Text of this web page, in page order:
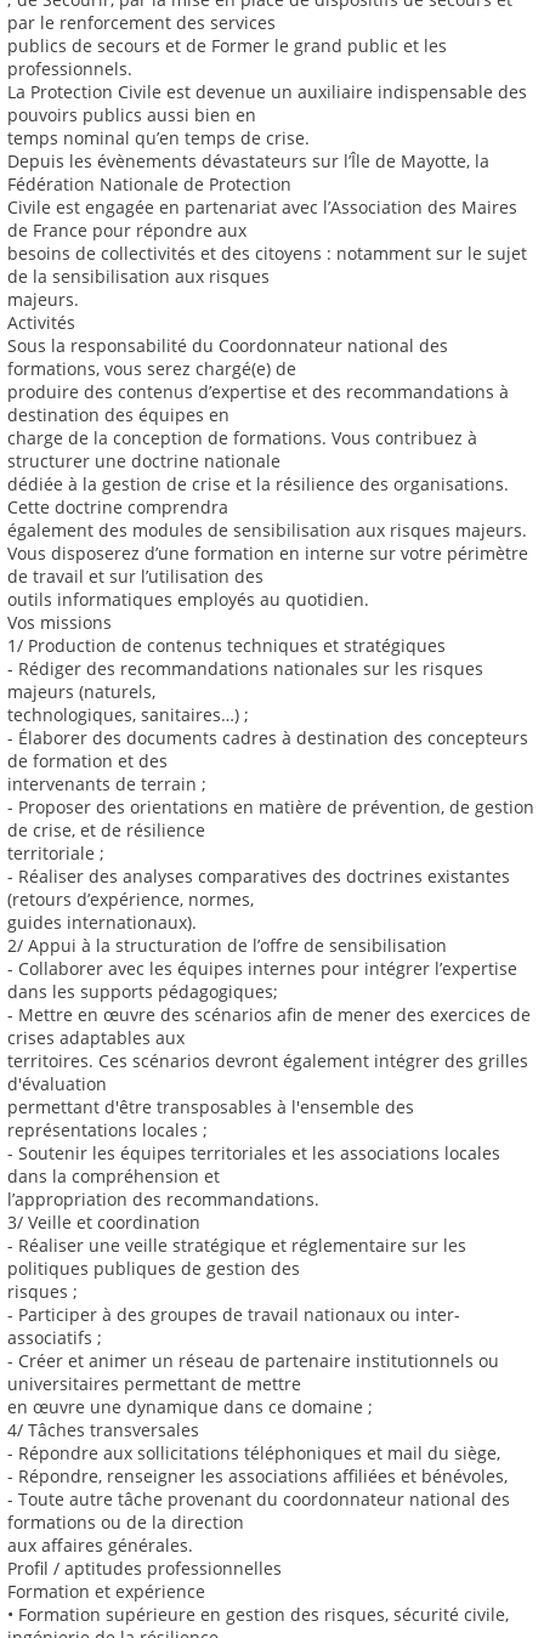
par le renforcement des services
publics de secours et de Former le grand public et les
professionnels.
La Protection Civile est devenue un auxiliaire indispensable des
pouvoirs publics aussi bien en
temps nominal qu’en temps de crise.
Depuis les évènements dévastateurs sur l’Île de Mayotte, la
Fédération Nationale de Protection
Civile est engagée en partenariat avec l’Association des Maires
de France pour répondre aux
besoins de collectivités et des citoyens : notamment sur le sujet
de la sensibilisation aux risques
majeurs.
Activités
Sous la responsabilité du Coordonnateur national des
formations, vous serez chargé(e) de
produire des contenus d’expertise et des recommandations à
destination des équipes en
charge de la conception de formations. Vous contribuez à
structurer une doctrine nationale
dédiée à la gestion de crise et la résilience des organisations.
Cette doctrine comprendra
également des modules de sensibilisation aux risques majeurs.
Vous disposerez d’une formation en interne sur votre périmètre
de travail et sur l’utilisation des
outils informatiques employés au quotidien.
Vos missions
1/ Production de contenus techniques et stratégiques
- Rédiger des recommandations nationales sur les risques
majeurs (naturels,
technologiques, sanitaires…) ;
- Élaborer des documents cadres à destination des concepteurs
de formation et des
intervenants de terrain ;
- Proposer des orientations en matière de prévention, de gestion
de crise, et de résilience
territoriale ;
- Réaliser des analyses comparatives des doctrines existantes
(retours d’expérience, normes,
guides internationaux).
2/ Appui à la structuration de l’offre de sensibilisation
- Collaborer avec les équipes internes pour intégrer l’expertise
dans les supports pédagogiques;
- Mettre en œuvre des scénarios afin de mener des exercices de
crises adaptables aux
territoires. Ces scénarios devront également intégrer des grilles
d'évaluation
permettant d'être transposables à l'ensemble des
représentations locales ;
- Soutenir les équipes territoriales et les associations locales
dans la compréhension et
l’appropriation des recommandations.
3/ Veille et coordination
- Réaliser une veille stratégique et réglementaire sur les
politiques publiques de gestion des
risques ;
- Participer à des groupes de travail nationaux ou inter-
associatifs ;
- Créer et animer un réseau de partenaire institutionnels ou
universitaires permettant de mettre
en œuvre une dynamique dans ce domaine ;
4/ Tâches transversales
- Répondre aux sollicitations téléphoniques et mail du siège,
- Répondre, renseigner les associations affiliées et bénévoles,
- Toute autre tâche provenant du coordonnateur national des
formations ou de la direction
aux affaires générales.
Profil / aptitudes professionnelles
Formation et expérience
• Formation supérieure en gestion des risques, sécurité civile,